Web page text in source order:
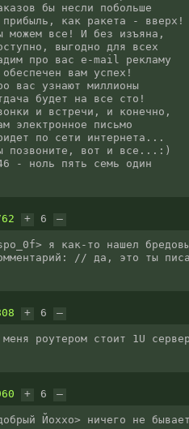
бы несли побольше
прибыль, как ракета - вверх!
можем все! И без изъяна,
выгодно для всех
про вас e-mail рекламу
вам успех!
вас узнают миллионы
будет на все сто!
и встречи, и конечно,
электронное письмо
по сети интернета...
позвоните, вот и все...:)
+ 6 –
я как-то нашел
// да, это ты
+ 6 –
меня роутером стоит 1U
+ 6 –
Йоххо> ничего не